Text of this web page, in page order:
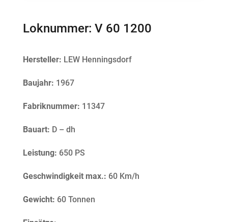
Loknummer: V 60 1200
Hersteller: LEW Henningsdorf
Baujahr: 1967
Fabriknummer: 11347
Bauart: D – dh
Leistung: 650 PS
Geschwindigkeit max.: 60 Km/h
Gewicht: 60 Tonnen